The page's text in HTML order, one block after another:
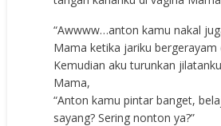
“Awwww…anton kamu nakal
Mama ketika jariku bergerayam
Kemudian aku turunkan
Mama,
“Anton kamu pintar banget,
sayang? Sering nonton ya?”